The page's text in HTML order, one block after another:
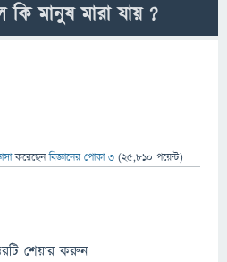
কি মানুষ মারা যায় ?
করেছেনবিজ্ঞানের পোকা ৩ (25,810 পয়েন্ট)
শেয়ার করুন